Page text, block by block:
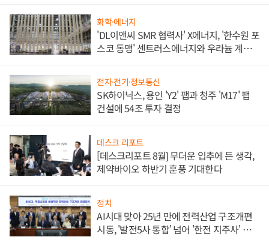
화학·에너지
'DL이앤씨 SMR 협력사' X에너지, '한수원 포
스코 동맹' 센트러스에너지와 우라늄 계약
전자·전기·정보통신
SK하이닉스, 용인 'Y2' 팹과 청주 'M17' 팹
건설에 54조 투자 결정
데스크 리포트
[데스크리포트 8월] 무더운 입추에 든 생각,
제약바이오 하반기 훈풍 기대한다
정치
AI시대 맞아 25년 만에 전력산업 구조개편
시동, '발전5사 통합' 넘어 '한전 지주사' 재편